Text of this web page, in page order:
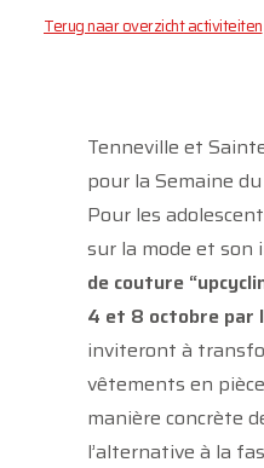
Terug naar overzicht activiteiten
Tenneville et
pour la Semaine
Pour les
sur la mode et son
de couture
4 et 8 octobre par
inviteront à
vêtements en
manière concrète
l’alternative à la